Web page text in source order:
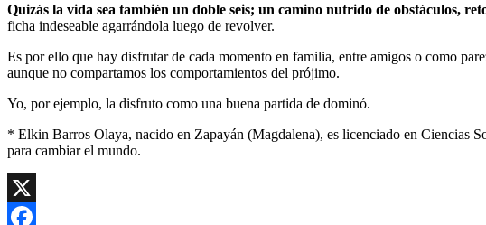
Quizás la vida sea también un doble seis; un camino nutrido de obstáculos,
ficha indeseable agarrándola luego de revolver.
Es por ello que hay disfrutar de cada momento en familia, entre amigos o como
aunque no compartamos los comportamientos del prójimo.
Yo, por ejemplo, la disfruto como una buena partida de dominó.
* Elkin Barros Olaya, nacido en Zapayán (Magdalena), es licenciado en Ciencias
para cambiar el mundo.
X